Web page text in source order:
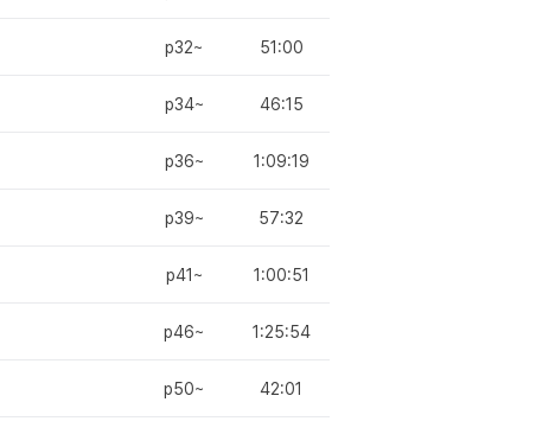
p32~ 51:00
p34~ 46:15
p36~ 1:09:19
p39~ 57:32
p41~ 1:00:51
p46~ 1:25:54
p50~ 42:01